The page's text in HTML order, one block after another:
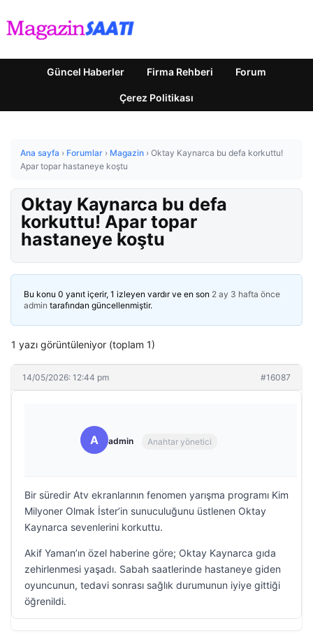
Güncel Haberler Firma Rehberi Forum
Çerez Politikası
Ana sayfa › Forumlar › Magazin › Oktay Kaynarca bu defa korkuttu!
Apar topar hastaneye koştu
Oktay Kaynarca bu defa
korkuttu! Apar topar
hastaneye koştu
Bu konu 0 yanıt içerir, 1 izleyen vardır ve en son 2 ay 3 hafta önce
admin tarafından güncellenmiştir.
1 yazı görüntüleniyor (toplam 1)
14/05/2026: 12:44 pm #16087
A admin Anahtar yönetici
Bir süredir Atv ekranlarının fenomen yarışma programı Kim
Milyoner Olmak İster’in sunuculuğunu üstlenen Oktay
Kaynarca sevenlerini korkuttu.
Akif Yaman’ın özel haberine göre; Oktay Kaynarca gıda
zehirlenmesi yaşadı. Sabah saatlerinde hastaneye giden
oyuncunun, tedavi sonrası sağlık durumunun iyiye gittiği
öğrenildi.